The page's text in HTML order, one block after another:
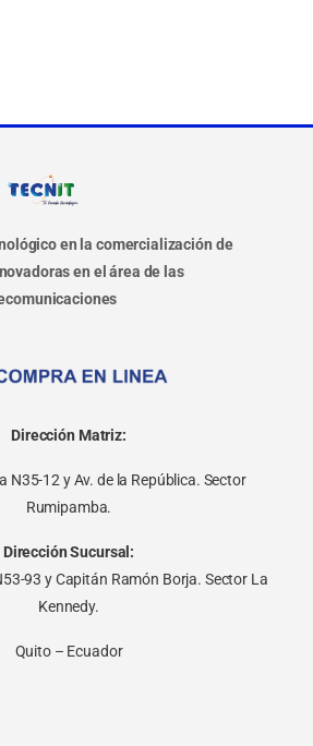
en la comercialización de
en el área de las
Dirección Matriz:
N35-12 y Av. de la República. Sector
Rumipamba.
Dirección Sucursal:
93 y Capitán Ramón Borja. Sector La
Kennedy.
Quito – Ecuador